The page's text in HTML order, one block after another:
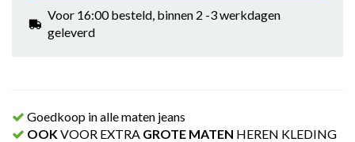
Voor 16:00 besteld, binnen 2 -3 werkdagen
geleverd
Goedkoop in alle maten jeans
OOKVOOR EXTRA GROTE MATEN HEREN KLEDING